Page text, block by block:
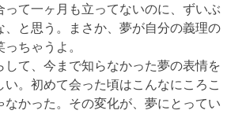
って一ヶ月も立ってないのに、ずいぶ
、と思う。まさか、夢が自分の義理の
ちゃうよ。
して、今まで知らなかった夢の表情を
い。初めて会った頃はこんなにころこ
なかった。その変化が、夢にとってい